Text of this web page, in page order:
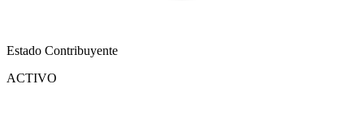
Estado Contribuyente
ACTIVO